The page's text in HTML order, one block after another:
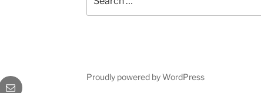
for:
Email Proudly powered by WordPress